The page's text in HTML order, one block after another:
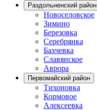
Раздольненский район
Новоселовское
Зимино
Березовка
Серебрянка
Бахчевка
Славянское
Аврора
Первомайский район
Тихоновка
Кормовое
Алексеевка